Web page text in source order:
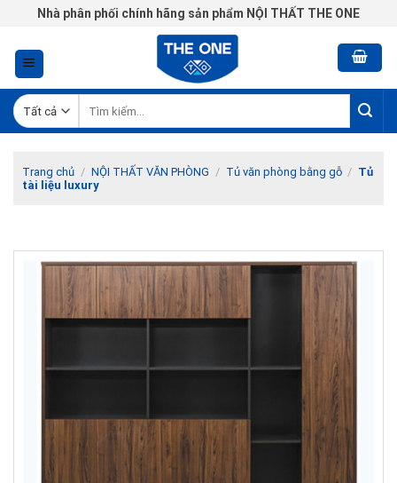
Chuyển
nội
dung
Nhà phân phối chính hãng sản phẩm NỘI THẤT THE ONE
kiếm:
Trang chủ / NỘI THẤT VĂN PHÒNG / Tủ văn phòng bằng gỗ / Tủ
tài liệu luxury